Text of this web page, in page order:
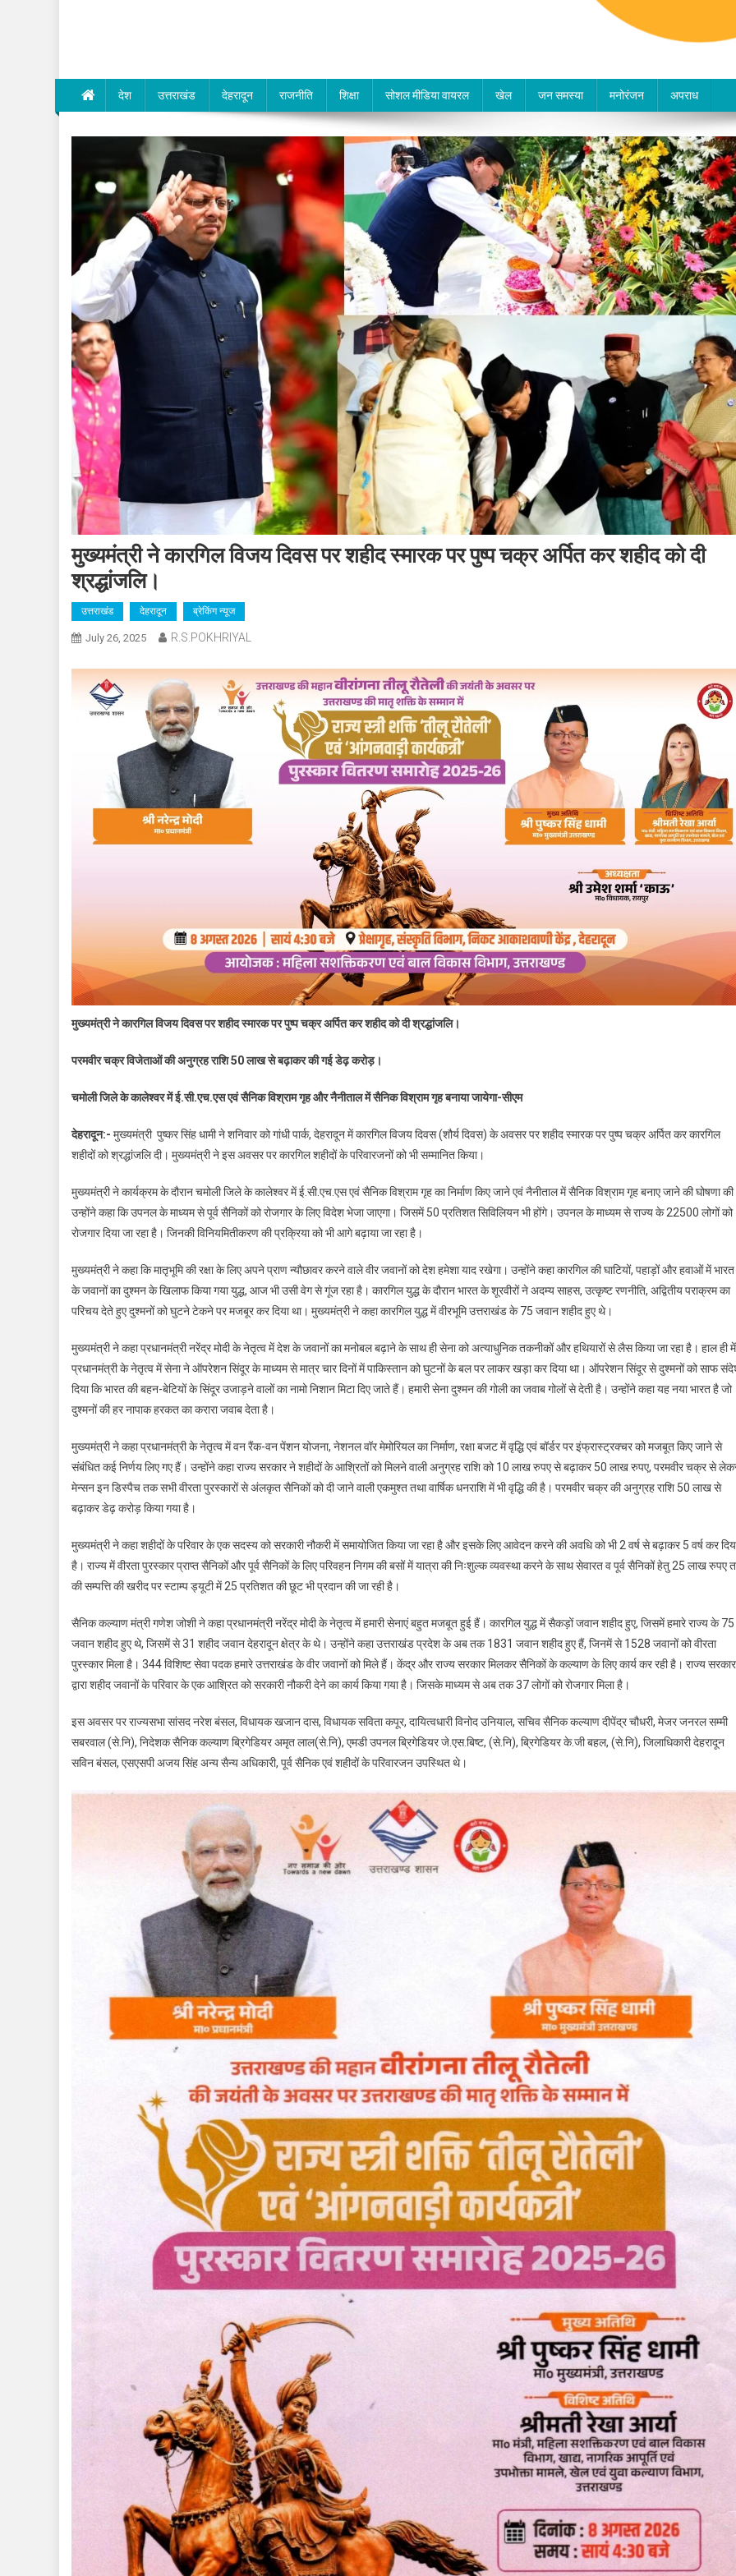
देश उत्तराखंड देहरादून राजनीति शिक्षा सोशल मीडिया वायरल खेल जन समस्या मनोरंजन अपराध
मुख्यमंत्री ने कारगिल विजय दिवस पर शहीद स्मारक पर पुष्प चक्र अर्पित कर शहीद को दी
श्रद्धांजलि।
उत्तराखंड देहरादून ब्रेकिंग न्यूज
July 26, 2025 R.S.POKHRIYAL
मुख्यमंत्री ने कारगिल विजय दिवस पर शहीद स्मारक पर पुष्प चक्र अर्पित कर शहीद को दी श्रद्धांजलि।
परमवीर चक्र विजेताओं की अनुग्रह राशि 50 लाख से बढ़ाकर की गई डेढ़ करोड़।
चमोली जिले के कालेश्वर में ई.सी.एच.एस एवं सैनिक विश्राम गृह और नैनीताल में सैनिक विश्राम गृह बनाया जायेगा-सीएम
देहरादून:- मुख्यमंत्री पुष्कर सिंह धामी ने शनिवार को गांधी पार्क, देहरादून में कारगिल विजय दिवस (शौर्य दिवस) के अवसर पर शहीद स्मारक पर पुष्प चक्र अर्पित कर कारगिल
शहीदों को श्रद्धांजलि दी। मुख्यमंत्री ने इस अवसर पर कारगिल शहीदों के परिवारजनों को भी सम्मानित किया।
मुख्यमंत्री ने कार्यक्रम के दौरान चमोली जिले के कालेश्वर में ई.सी.एच.एस एवं सैनिक विश्राम गृह का निर्माण किए जाने एवं नैनीताल में सैनिक विश्राम गृह बनाए जाने की घोषणा
उन्होंने कहा कि उपनल के माध्यम से पूर्व सैनिकों को रोजगार के लिए विदेश भेजा जाएगा। जिसमें 50 प्रतिशत सिविलियन भी होंगे। उपनल के माध्यम से राज्य के 22500 लोगों को
रोजगार दिया जा रहा है। जिनकी विनियमितीकरण की प्रक्रिया को भी आगे बढ़ाया जा रहा है।
मुख्यमंत्री ने कहा कि मातृभूमि की रक्षा के लिए अपने प्राण न्यौछावर करने वाले वीर जवानों को देश हमेशा याद रखेगा। उन्होंने कहा कारगिल की घाटियों, पहाड़ों और हवाओं में भारत
के जवानों का दुश्मन के खिलाफ किया गया युद्ध, आज भी उसी वेग से गूंज रहा है। कारगिल युद्ध के दौरान भारत के शूरवीरों ने अदम्य साहस, उत्कृष्ट रणनीति, अद्वितीय पराक्रम का
परिचय देते हुए दुश्मनों को घुटने टेकने पर मजबूर कर दिया था। मुख्यमंत्री ने कहा कारगिल युद्ध में वीरभूमि उत्तराखंड के 75 जवान शहीद हुए थे।
मुख्यमंत्री ने कहा प्रधानमंत्री नरेंद्र मोदी के नेतृत्व में देश के जवानों का मनोबल बढ़ाने के साथ ही सेना को अत्याधुनिक तकनीकों और हथियारों से लैस किया जा रहा है। हाल ही में
प्रधानमंत्री के नेतृत्व में सेना ने ऑपरेशन सिंदूर के माध्यम से मात्र चार दिनों में पाकिस्तान को घुटनों के बल पर लाकर खड़ा कर दिया था। ऑपरेशन सिंदूर से दुश्मनों को साफ
दिया कि भारत की बहन-बेटियों के सिंदूर उजाड़ने वालों का नामो निशान मिटा दिए जाते हैं। हमारी सेना दुश्मन की गोली का जवाब गोलों से देती है। उन्होंने कहा यह नया भारत है जो
दुश्मनों की हर नापाक हरकत का करारा जवाब देता है।
मुख्यमंत्री ने कहा प्रधानमंत्री के नेतृत्व में वन रैंक-वन पेंशन योजना, नेशनल वॉर मेमोरियल का निर्माण, रक्षा बजट में वृद्धि एवं बॉर्डर पर इंफ्रास्ट्रक्चर को मजबूत किए जाने से
संबंधित कई निर्णय लिए गए हैं। उन्होंने कहा राज्य सरकार ने शहीदों के आश्रितों को मिलने वाली अनुग्रह राशि को 10 लाख रुपए से बढ़ाकर 50 लाख रुपए, परमवीर चक्र से
मेन्सन इन डिस्पैच तक सभी वीरता पुरस्कारों से अंलकृत सैनिकों को दी जाने वाली एकमुश्त तथा वार्षिक धनराशि में भी वृद्धि की है। परमवीर चक्र की अनुग्रह राशि 50 लाख से
बढ़ाकर डेढ़ करोड़ किया गया है।
मुख्यमंत्री ने कहा शहीदों के परिवार के एक सदस्य को सरकारी नौकरी में समायोजित किया जा रहा है और इसके लिए आवेदन करने की अवधि को भी 2 वर्ष से बढ़ाकर 5 वर्ष कर
है। राज्य में वीरता पुरस्कार प्राप्त सैनिकों और पूर्व सैनिकों के लिए परिवहन निगम की बसों में यात्रा की निःशुल्क व्यवस्था करने के साथ सेवारत व पूर्व सैनिकों हेतु 25 लाख रुपए
की सम्पत्ति की खरीद पर स्टाम्प ड्यूटी में 25 प्रतिशत की छूट भी प्रदान की जा रही है।
सैनिक कल्याण मंत्री गणेश जोशी ने कहा प्रधानमंत्री नरेंद्र मोदी के नेतृत्व में हमारी सेनाएं बहुत मजबूत हुई हैं। कारगिल युद्ध में सैकड़ों जवान शहीद हुए, जिसमें हमारे राज्य के 75
जवान शहीद हुए थे, जिसमें से 31 शहीद जवान देहरादून क्षेत्र के थे। उन्होंने कहा उत्तराखंड प्रदेश के अब तक 1831 जवान शहीद हुए हैं, जिनमें से 1528 जवानों को वीरता
पुरस्कार मिला है। 344 विशिष्ट सेवा पदक हमारे उत्तराखंड के वीर जवानों को मिले हैं। केंद्र और राज्य सरकार मिलकर सैनिकों के कल्याण के लिए कार्य कर रही है। राज्य सरकार
द्वारा शहीद जवानों के परिवार के एक आश्रित को सरकारी नौकरी देने का कार्य किया गया है। जिसके माध्यम से अब तक 37 लोगों को रोजगार मिला है।
इस अवसर पर राज्यसभा सांसद नरेश बंसल, विधायक खजान दास, विधायक सविता कपूर, दायित्वधारी विनोद उनियाल, सचिव सैनिक कल्याण दीपेंद्र चौधरी, मेजर जनरल सम्मी
सबरवाल (से.नि), निदेशक सैनिक कल्याण ब्रिगेडियर अमृत लाल(से.नि), एमडी उपनल ब्रिगेडियर जे.एस.बिष्ट, (से.नि), ब्रिगेडियर के.जी बहल, (से.नि), जिलाधिकारी देहरादून
सविन बंसल, एसएसपी अजय सिंह अन्य सैन्य अधिकारी, पूर्व सैनिक एवं शहीदों के परिवारजन उपस्थित थे।